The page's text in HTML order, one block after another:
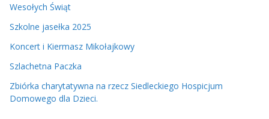
Wesołych Świąt
Szkolne jasełka 2025
Koncert i Kiermasz Mikołajkowy
Szlachetna Paczka
Zbiórka charytatywna na rzecz Siedleckiego Hospicjum
Domowego dla Dzieci.